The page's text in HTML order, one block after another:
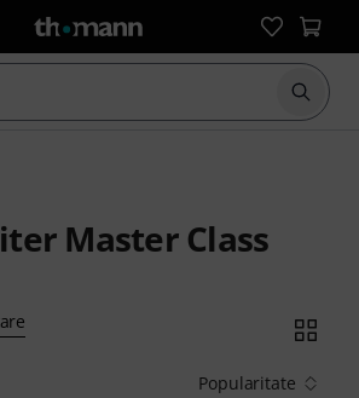
Master Class
Popularitate